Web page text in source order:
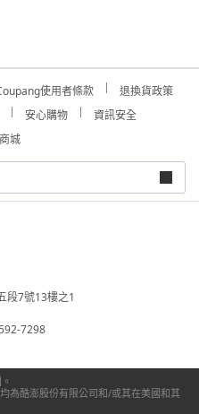
使用者條款
退換貨政策
安心購物
資訊安全
城
段7號13樓之1
7298
為酷澎股份有限公司和/或其在美國和其